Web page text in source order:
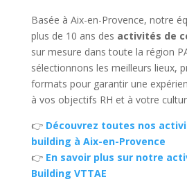
Basée à Aix-en-Provence, notre
plus de 10 ans des activités de
sur mesure dans toute la région
sélectionnons les meilleurs lieux,
formats pour garantir une
à vos objectifs RH et à votre
👉 Découvrez toutes nos
building à Aix-en-Provence
👉 En savoir plus sur notre
Building VTTAE